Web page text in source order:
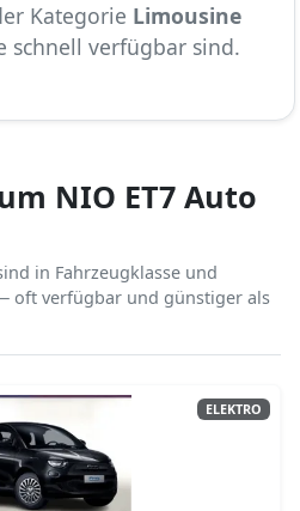
Kategorie Limousine
schnell verfügbar sind.
NIO ET7 Auto
in Fahrzeugklasse und
oft verfügbar und günstiger als
ELEKTRO